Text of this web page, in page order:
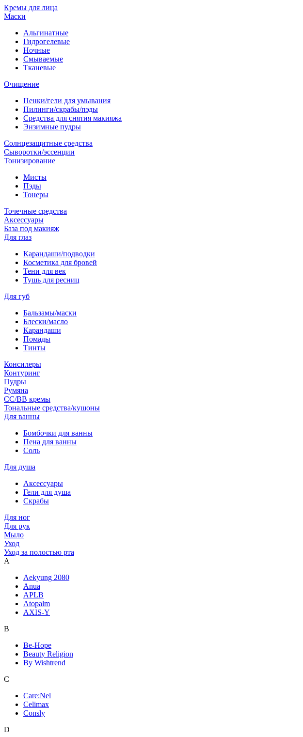
Кремы для лица
Маски
Альгинатные
Гидрогелевые
Ночные
Смываемые
Тканевые
Очищение
Пенки/гели для умывания
Пилинги/скрабы/пэды
Средства для снятия макияжа
Энзимные пудры
Солнцезащитные средства
Сыворотки/эссенции
Тонизирование
Мисты
Пэды
Тонеры
Точечные средства
Аксессуары
База под макияж
Для глаз
Карандаши/подводки
Косметика для бровей
Тени для век
Тушь для ресниц
Для губ
Бальзамы/маски
Блески/масло
Карандаши
Помады
Тинты
Консилеры
Контуринг
Пудры
Румяна
СС/ВВ кремы
Тональные средства/кушоны
Для ванны
Бомбочки для ванны
Пена для ванны
Соль
Для душа
Аксессуары
Гели для душа
Скрабы
Для ног
Для рук
Мыло
Уход
Уход за полостью рта
A
Aekyung 2080
Anua
APLB
Atopalm
AXIS-Y
B
Be-Hope
Beauty Religion
By Wishtrend
C
Care:Nel
Celimax
Consly
D